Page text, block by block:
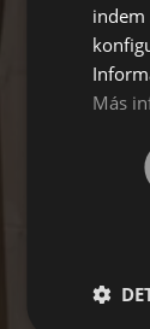
indem
Más